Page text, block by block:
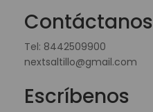
Contáctanos
Tel: 8442509900
nextsaltillo@gmail.com
Escríbenos